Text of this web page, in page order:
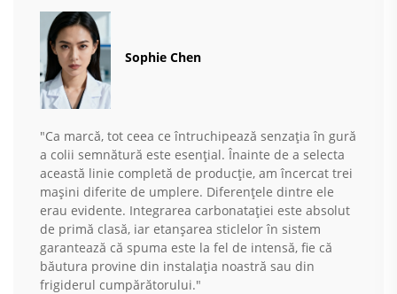
Sophie Chen
"Ca marcă, tot ceea ce întruchipează senzația în gură
a colii semnătură este esențial. Înainte de a selecta
această linie completă de producție, am încercat trei
mașini diferite de umplere. Diferențele dintre ele
erau evidente. Integrarea carbonatației este absolut
de primă clasă, iar etanșarea sticlelor în sistem
garantează că spuma este la fel de intensă, fie că
băutura provine din instalația noastră sau din
frigiderul cumpărătorului."